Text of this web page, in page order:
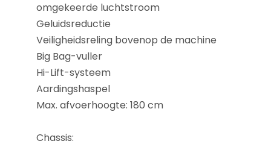
omgekeerde luchtstroom
Geluidsreductie
Veiligheidsreling bovenop de machine
Big Bag-vuller
Hi-Lift-systeem
Aardingshaspel
Max. afvoerhoogte: 180 cm
Chassis: